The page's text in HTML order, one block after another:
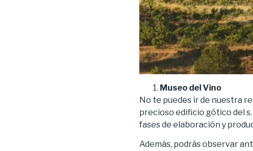
Museo del Vino
No te puedes ir de nuestra
precioso edificio gótico del
fases de elaboración y
Además, podrás observar